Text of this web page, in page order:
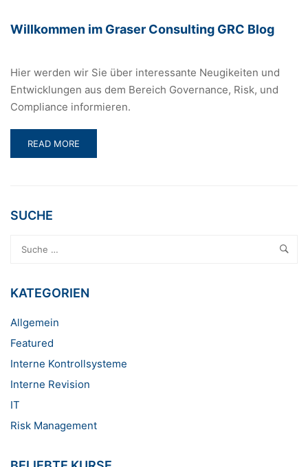
Willkommen im Graser Consulting GRC Blog
Hier werden wir Sie über interessante Neugikeiten und
Entwicklungen aus dem Bereich Governance, Risk, und
Compliance informieren.
READ
MORE
GRASER
BLOG
READ MORE
SUCHE
KATEGORIEN
Allgemein
Featured
Interne Kontrollsysteme
Interne Revision
IT
Risk Management